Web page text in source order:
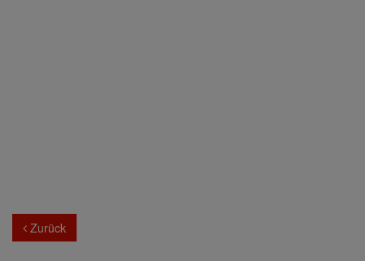
Zurück